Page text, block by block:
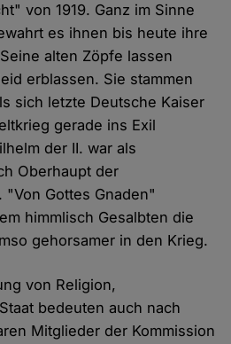
von 1919. Ganz im Sinne
es ihnen bis heute ihre
alten Zöpfe lassen
erblassen. Sie stammen
sich letzte Deutsche Kaiser
gerade ins Exil
der II. war als
Oberhaupt der
Gottes Gnaden"
himmlisch Gesalbten die
gehorsamer in den Krieg.
von Religion,
bedeuten auch nach
Mitglieder der Kommission